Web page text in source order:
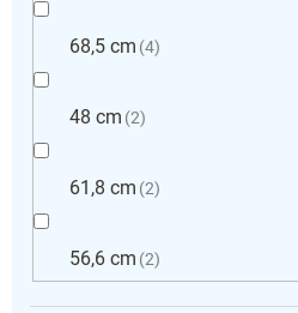
68,5 cm 4
48 cm 2
61,8 cm 2
56,6 cm 2